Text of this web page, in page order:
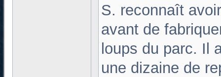
S. reconnaît
avant de
loups du parc. Il
une dizaine de